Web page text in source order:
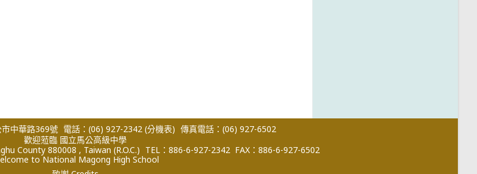
中華路369號 電話：(06) 927-2342 (分機表) 傳真電話：(06) 927-6502
歡迎蒞臨 國立馬公高級中學
County 880008 , Taiwan (R.O.C.) TEL：886-6-927-2342 FAX：886-6-927-6502
to National Magong High School